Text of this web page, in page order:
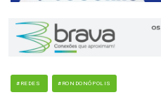
#REDES #RONDONÓPOLIS